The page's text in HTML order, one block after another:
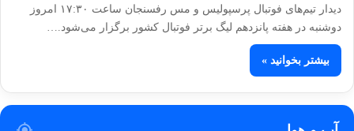
دیدار تیم‌های فوتبال پرسپولیس و مس رفسنجان ساعت ۱۷:۳۰ امروز
دوشنبه در هفته پانزدهم لیگ برتر فوتبال کشور برگزار می‌شود.…
بیشتر بخوانید »